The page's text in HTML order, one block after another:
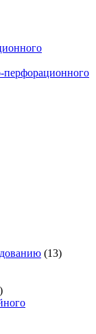
перфорационного
(13)